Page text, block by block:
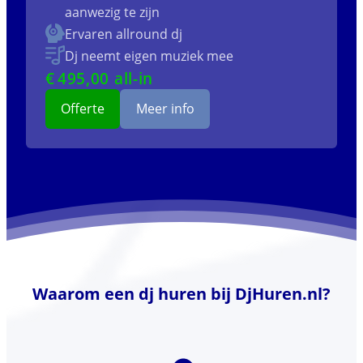
aanwezig te zijn
Ervaren allround dj
Dj neemt eigen muziek mee
€495,00 all-in
Offerte Meer info
Waarom een dj huren bij DjHuren.nl?